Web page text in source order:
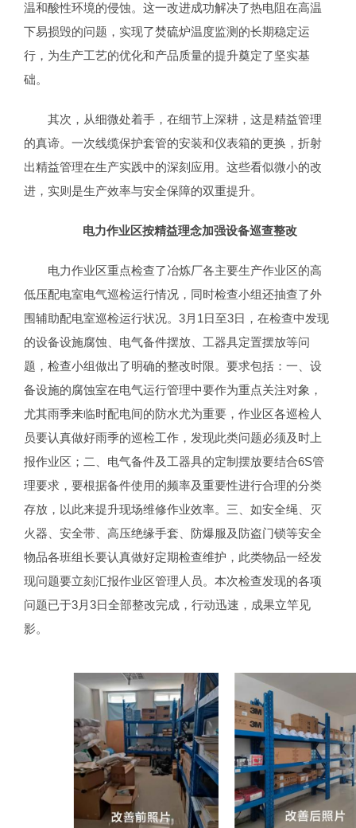
温和酸性环境的侵蚀。这一改进成功解决了热电阻在高温
下易损毁的问题，实现了焚硫炉温度监测的长期稳定运
行，为生产工艺的优化和产品质量的提升奠定了坚实基
础。
其次，从细微处着手，在细节上深耕，这是精益管理
的真谛。一次线缆保护套管的安装和仪表箱的更换，折射
出精益管理在生产实践中的深刻应用。这些看似微小的改
进，实则是生产效率与安全保障的双重提升。
电力作业区按精益理念加强设备巡查整改
电力作业区重点检查了冶炼厂各主要生产作业区的高
低压配电室电气巡检运行情况，同时检查小组还抽查了外
围辅助配电室巡检运行状况。3月1日至3日，在检查中发现
的设备设施腐蚀、电气备件摆放、工器具定置摆放等问
题，检查小组做出了明确的整改时限。要求包括：一、设
备设施的腐蚀室在电气运行管理中要作为重点关注对象，
尤其雨季来临时配电间的防水尤为重要，作业区各巡检人
员要认真做好雨季的巡检工作，发现此类问题必须及时上
报作业区；二、电气备件及工器具的定制摆放要结合6S管
理要求，要根据备件使用的频率及重要性进行合理的分类
存放，以此来提升现场维修作业效率。三、如安全绳、灭
火器、安全带、高压绝缘手套、防爆服及防盗门锁等安全
物品各班组长要认真做好定期检查维护，此类物品一经发
现问题要立刻汇报作业区管理人员。本次检查发现的各项
问题已于3月3日全部整改完成，行动迅速，成果立竿见
影。